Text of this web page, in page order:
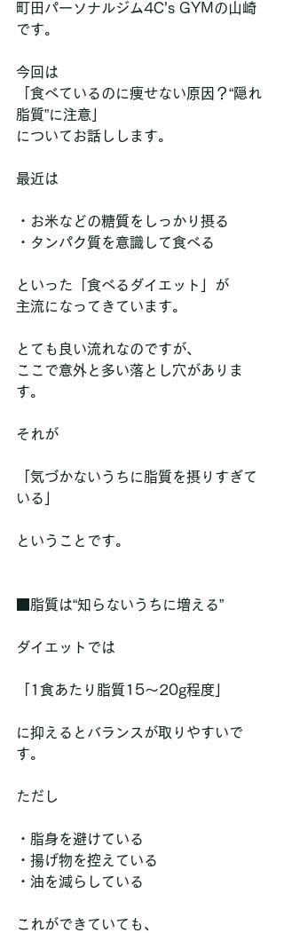
町田パーソナルジム4C's GYMの山崎
です。
今回は
「食べているのに痩せない原因？“隠れ
脂質”に注意」
についてお話しします。
最近は
・お米などの糖質をしっかり摂る
・タンパク質を意識して食べる
といった「食べるダイエット」が
主流になってきています。
とても良い流れなのですが、
ここで意外と多い落とし穴がありま
す。
それが
「気づかないうちに脂質を摂りすぎて
いる」
ということです。
■脂質は“知らないうちに増える”
ダイエットでは
「1食あたり脂質15〜20g程度」
に抑えるとバランスが取りやすいで
す。
ただし
・脂身を避けている
・揚げ物を控えている
・油を減らしている
これができていても、